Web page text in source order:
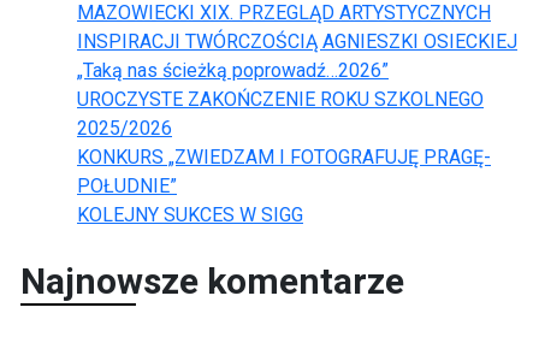
MAZOWIECKI XIX. PRZEGLĄD ARTYSTYCZNYCH
INSPIRACJI TWÓRCZOŚCIĄ AGNIESZKI OSIECKIEJ
„Taką nas ścieżką poprowadź…2026”
UROCZYSTE ZAKOŃCZENIE ROKU SZKOLNEGO
2025/2026
KONKURS „ZWIEDZAM I FOTOGRAFUJĘ PRAGĘ-
POŁUDNIE”
KOLEJNY SUKCES W SIGG
Najnowsze komentarze